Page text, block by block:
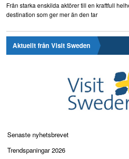
Från starka enskilda aktörer till en kraftfull
destination som ger mer än den tar
Aktuellt från Visit Sweden
Senaste nyhetsbrevet
Trendspaningar 2026